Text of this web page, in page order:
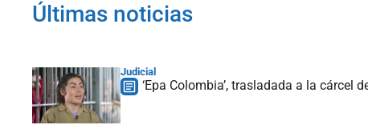
Últimas noticias
Judicial
‘Epa Colombia’, trasladada a la cárcel